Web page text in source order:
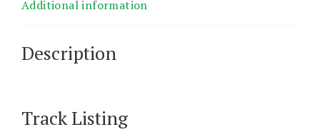
Additional information
Description
Track Listing